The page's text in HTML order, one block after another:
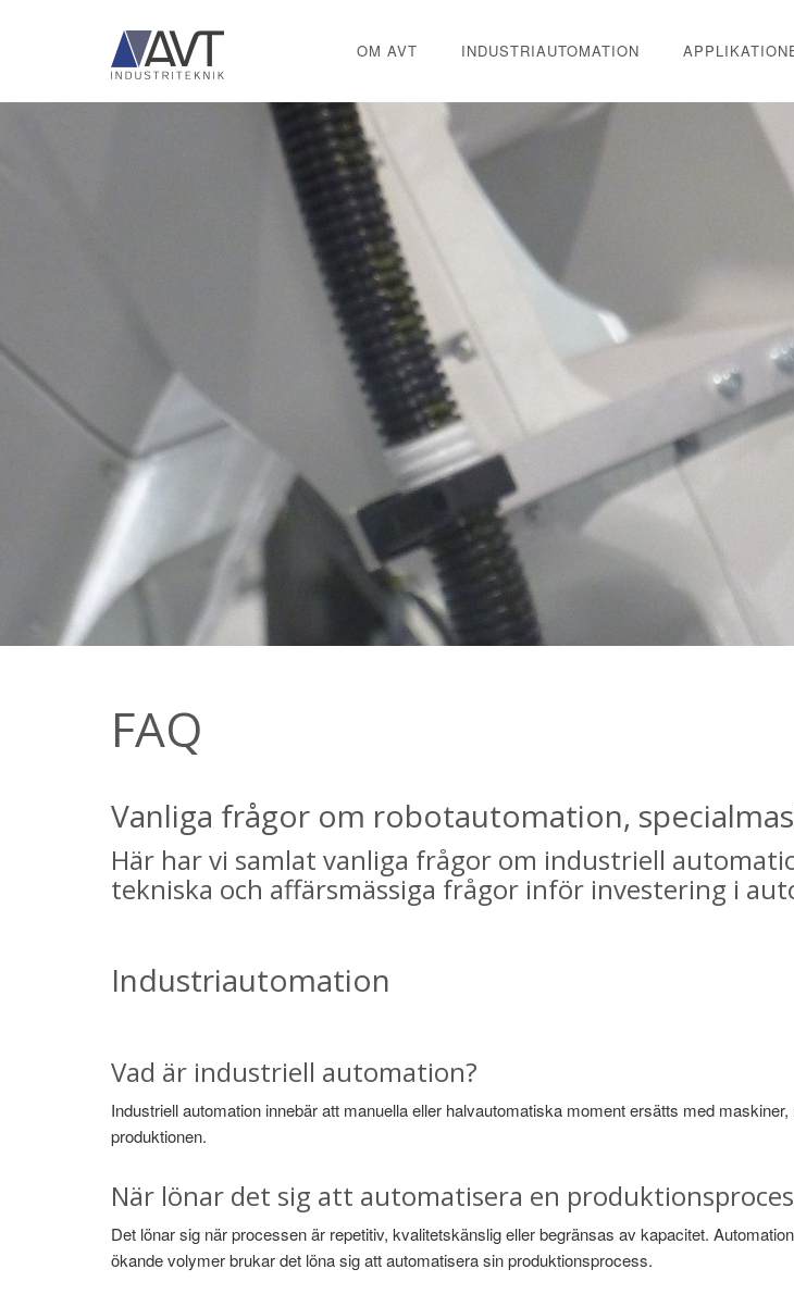
OM AVT INDUSTRIAUTOMATION
FAQ
Vanliga frågor om robotautomation,
Här har vi samlat vanliga frågor om industriell
tekniska och affärsmässiga frågor inför investering i
Industriautomation
Vad är industriell automation?
Industriell automation innebär att manuella eller halvautomatiska moment ersätts med
produktionen.
När lönar det sig att automatisera en
Det lönar sig när processen är repetitiv, kvalitetskänslig eller begränsas av kapacitet.
ökande volymer brukar det löna sig att automatisera sin produktionsprocess.